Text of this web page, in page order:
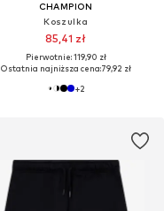
CHAMPION
Koszulka
85,41 zł
Pierwotnie: 119,90 zł
Ostatnia najniższa cena:79,92 zł
+2